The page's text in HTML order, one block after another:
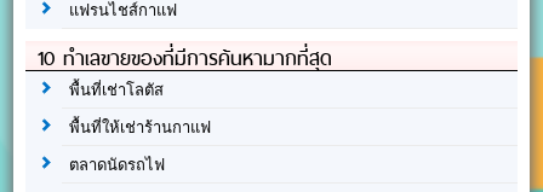
แฟรนไชส์กาแฟ
10 ทำเลขายของที่มีการค้นหามากที่สุด
พื้นที่เช่าโลตัส
พื้นที่ให้เช่าร้านกาแฟ
ตลาดนัดรถไฟ